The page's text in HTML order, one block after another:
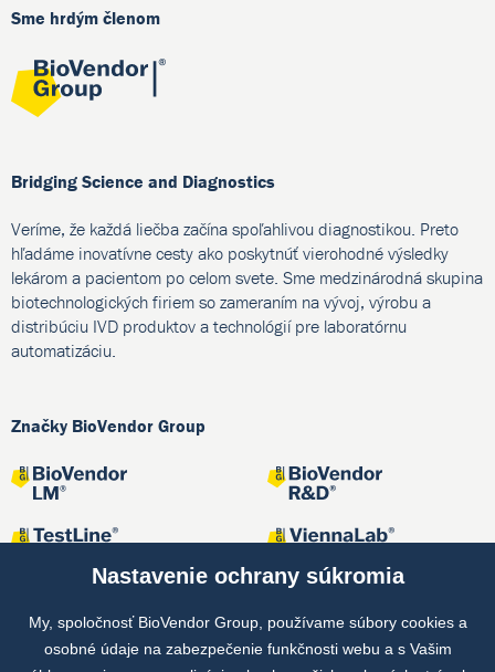
Sme hrdým členom
Bridging Science and Diagnostics
Veríme, že každá liečba začína spoľahlivou diagnostikou. Preto
hľadáme inovatívne cesty ako poskytnúť vierohodné výsledky
lekárom a pacientom po celom svete. Sme medzinárodná skupina
biotechnologických firiem so zameraním na vývoj, výrobu a
distribúciu IVD produktov a technológií pre laboratórnu
automatizáciu.
Značky BioVendor Group
Nastavenie ochrany súkromia
My, spoločnosť BioVendor Group, používame súbory cookies a
osobné údaje na zabezpečenie funkčnosti webu a s Vašim